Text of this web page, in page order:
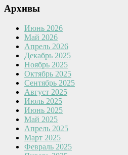
Архивы
Июнь 2026
Май 2026
Апрель 2026
Декабрь 2025
Ноябрь 2025
Октябрь 2025
Сентябрь 2025
Август 2025
Июль 2025
Июнь 2025
Май 2025
Апрель 2025
Март 2025
Февраль 2025